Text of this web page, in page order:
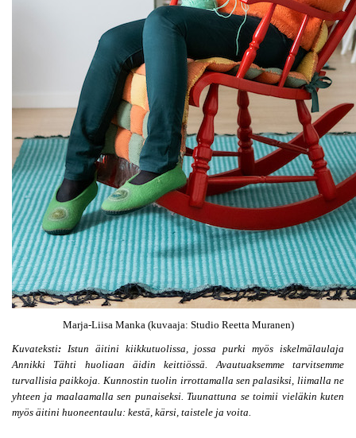
Marja-Liisa Manka (kuvaaja: Studio Reetta Muranen)
Kuvateksti: Istun äitini kiikkutuolissa, jossa purki myös iskelmälaulaja
Annikki Tähti huoliaan äidin keittiössä. Avautuaksemme tarvitsemme
turvallisia paikkoja. Kunnostin tuolin irrottamalla sen palasiksi, liimalla ne
yhteen ja maalaamalla sen punaiseksi. Tuunattuna se toimii vieläkin kuten
myös äitini huoneentaulu: kestä, kärsi, taistele ja voita.